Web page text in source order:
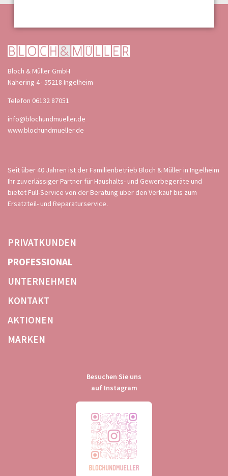
Bloch & Müller GmbH
Nahering 4 · 55218 Ingelheim
Telefon 06132 87051
info@blochundmueller.de
www.blochundmueller.de
Seit über 40 Jahren ist der Familienbetrieb Bloch & Müller in Ingelheim
Ihr zuverlässiger Partner für Haushalts- und Gewerbegeräte und
bietet Full-Service von der Beratung über den Verkauf bis zum
Ersatzteil- und Reparaturservice.
NAVIGATION
PRIVATKUNDEN
PROFESSIONAL
UNTERNEHMEN
KONTAKT
AKTIONEN
MARKEN
Besuchen Sie uns
auf Instagram